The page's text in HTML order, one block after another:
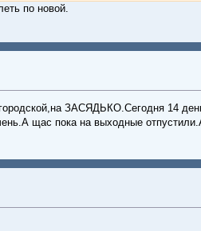
по новой.
ЗАСЯДЬКО.Сегодня 14
щас пока на выходные